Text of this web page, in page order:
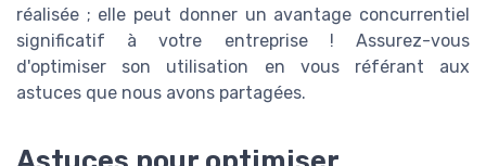
réalisée ; elle peut donner un avantage concurrentiel
significatif à votre entreprise ! Assurez-vous
d'optimiser son utilisation en vous référant aux
astuces que nous avons partagées.